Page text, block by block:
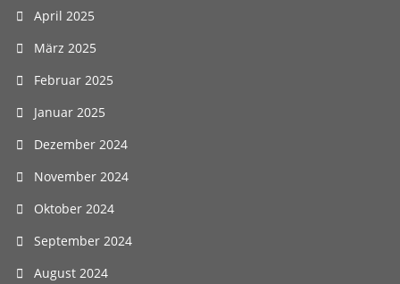
April 2025
März 2025
Februar 2025
Januar 2025
Dezember 2024
November 2024
Oktober 2024
September 2024
August 2024